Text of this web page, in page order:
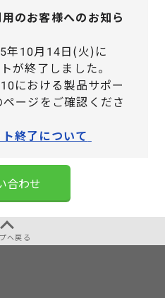
のお客様へのお知ら
10月14日(火)に
終了しました。
における製品サポー
ージをご確認くださ
終了について
合わせ
へ戻る